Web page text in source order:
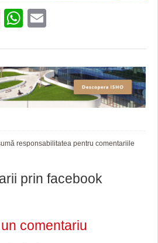
Pinterest
WhatsApp
responsabilitatea pentru comentariile
prin facebook
comentariu